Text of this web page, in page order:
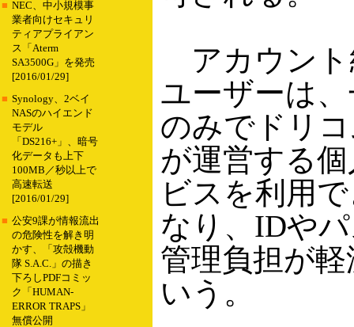
■ NEC、中小規模事
業者向けセキュリ
ティアプライアン
ス「Aterm
SA3500G」を発売
[2016/01/29]
■ Synology、2ベイ
NASのハイエンド
モデル
「DS216+」、暗号
化データも上下
100MB／秒以上で
高速転送
[2016/01/29]
■ 公安9課が情報流出
の危険性を解き明
かす、「攻殻機動
隊 S.A.C.」の描き
下ろしPDFコミッ
ク「HUMAN-
ERROR TRAPS」
無償公開
アカウント
ユーザーは
のみでドリ
が運営する
ビスを利用
なり、IDや
管理負担が
いう。